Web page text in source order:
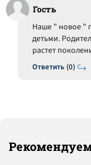
Гость
Ответить (0)
Наше " новое "
детьми.
растет